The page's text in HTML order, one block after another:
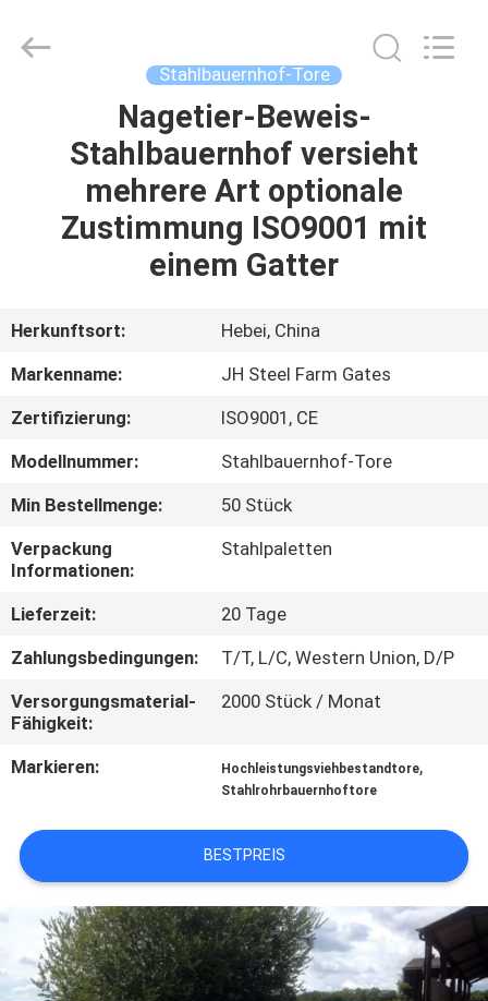
PRODUKTE
FABRIK-
QUALITÄTSKONTROLLE
TRETEN
SIE
MIT
UNS
IN
VERBINDUNG
SIE
EIN
ZITAT
SITEMAP
Stahlbauernhof-Tore
Nagetier-Beweis-
Stahlbauernhof versieht
mehrere Art optionale
Zustimmung ISO9001 mit
einem Gatter
Herkunftsort:
Hebei, China
Markenname:
JH Steel Farm Gates
Zertifizierung:
ISO9001, CE
Modellnummer:
Stahlbauernhof-Tore
Min Bestellmenge:
50 Stück
Verpackung
Informationen:
Stahlpaletten
Lieferzeit:
20 Tage
Zahlungsbedingungen:
T/T, L/C, Western Union, D/P
Versorgungsmaterial-
Fähigkeit:
2000 Stück / Monat
Markieren: Hochleistungsviehbestandtore,
Stahlrohrbauernhoftore
BESTPREIS